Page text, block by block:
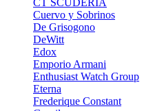
CT SCUDERIA
Cuervo y Sobrinos
De Grisogono
DeWitt
Edox
Emporio Armani
Enthusiast Watch Group
Eterna
Frederique Constant